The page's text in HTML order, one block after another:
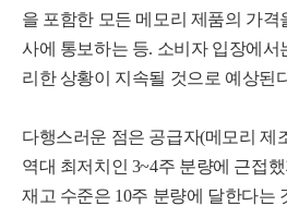
을 포함한 모든 메모리 제품의 가격
사에 통보하는 등. 소비자 입장에서
리한 상황이 지속될 것으로 예상된
다행스러운 점은 공급자(메 모 리 제
역대 최 저 치 인 3~4주 분량에 근접했
재 고 수준은 10주 분량에 달한다는